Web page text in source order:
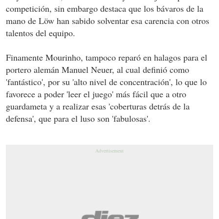
competición, sin embargo destaca que los bávaros de la
mano de Löw han sabido solventar esa carencia con otros
talentos del equipo.
Finamente Mourinho, tampoco reparó en halagos para el
portero alemán Manuel Neuer, al cual definió como
'fantástico', por su 'alto nivel de concentración', lo que lo
favorece a poder 'leer el juego' más fácil que a otro
guardameta y a realizar esas 'coberturas detrás de la
defensa', que para el luso son 'fabulosas'.